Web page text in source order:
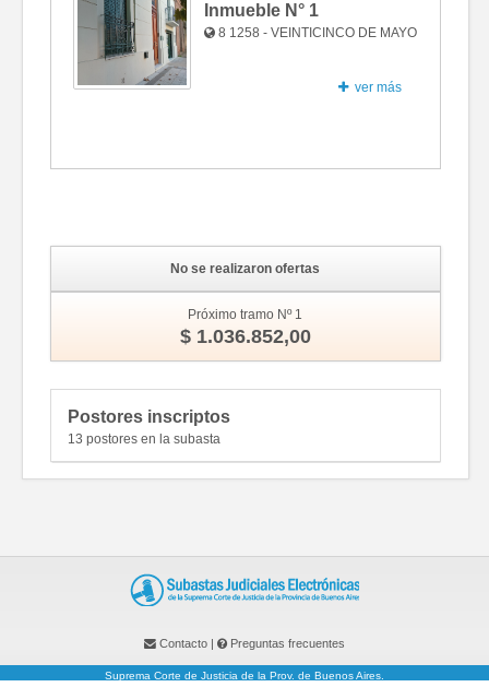
Inmueble N° 1
8 1258 - VEINTICINCO DE MAYO
ver más
Fotos
No se realizaron ofertas
Próximo tramo Nº 1
$ 1.036.852,00
Postores inscriptos
13 postores en la subasta
Contacto | Preguntas frecuentes
Suprema Corte de Justicia de la Prov. de Buenos Aires.